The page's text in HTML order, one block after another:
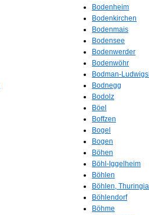
Bodenheim
Bodenkirchen
Bodenmais
Bodensee
Bodenwerder
Bodenwöhr
Bodman-
Bodnegg
Bodolz
Böel
Boffzen
Bogel
Bogen
Böhen
Böhl-Iggelheim
Böhlen
Böhlen, Thuringia
Böhlendorf
Böhme